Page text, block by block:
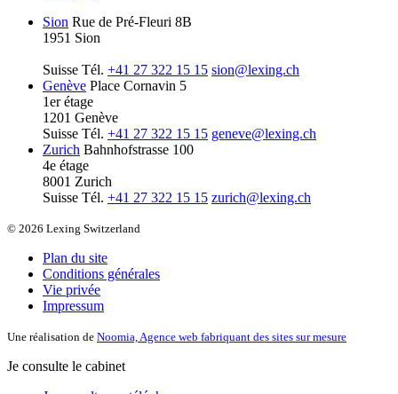
Sion Rue de Pré-Fleuri 8B
1951 Sion
Suisse Tél. +41 27 322 15 15 sion@lexing.ch
Genève Place Cornavin 5
1er étage
1201 Genève
Suisse Tél. +41 27 322 15 15 geneve@lexing.ch
Zurich Bahnhofstrasse 100
4e étage
8001 Zurich
Suisse Tél. +41 27 322 15 15 zurich@lexing.ch
© 2026 Lexing Switzerland
Plan du site
Conditions générales
Vie privée
Impressum
Une réalisation de Noomia, Agence web fabriquant des sites sur mesure
Je consulte le cabinet